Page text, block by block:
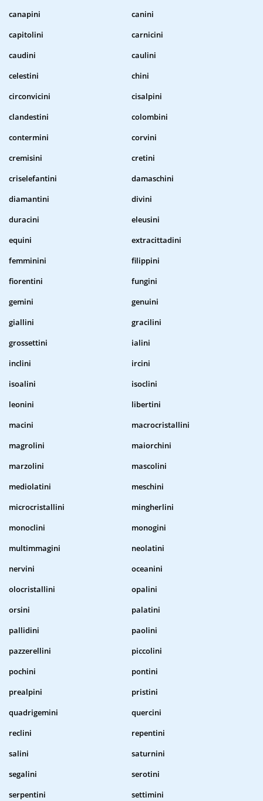
canapini
canini
capitolini
carnicini
caudini
caulini
celestini
chini
circonvicini
cisalpini
clandestini
colombini
contermini
corvini
cremisini
cretini
criselefantini
damaschini
diamantini
divini
duracini
eleusini
equini
extracittadini
femminini
filippini
fiorentini
fungini
gemini
genuini
giallini
gracilini
grossettini
ialini
inclini
ircini
isoalini
isoclini
leonini
libertini
macini
macrocristallini
magrolini
maiorchini
marzolini
mascolini
mediolatini
meschini
microcristallini
mingherlini
monoclini
monogini
multimmagini
neolatini
nervini
oceanini
olocristallini
opalini
orsini
palatini
pallidini
paolini
pazzerellini
piccolini
pochini
pontini
prealpini
pristini
quadrigemini
quercini
reclini
repentini
salini
saturnini
segalini
serotini
serpentini
settimini